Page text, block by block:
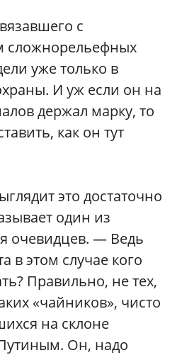
с
сложнорельефных
уже только в
И уж если он на
держал марку, то
как он тут
это достаточно
один из
очевидцев. — Ведь
в этом случае кого
Правильно, не тех,
«чайников», чисто
на склоне
Он, надо